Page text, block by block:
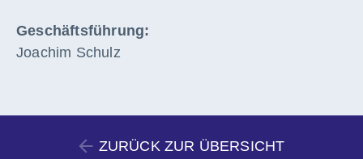
Geschäftsführung:
Joachim Schulz
ZURÜCK ZUR ÜBERSICHT